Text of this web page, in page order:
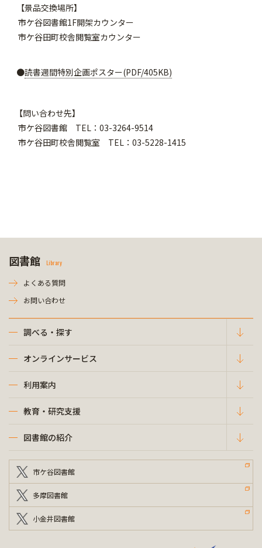
【景品交換場所】
市ケ谷図書館1F開架カウンター
市ケ谷田町校舎閲覧室カウンター
●読書週間特別企画ポスター(PDF/405KB)
【問い合わせ先】
市ケ谷図書館 TEL：03-3264-9514
市ケ谷田町校舎閲覧室 TEL：03-5228-1415
図書館 Library
よくある質問
お問い合わせ
調べる・探す
オンラインサービス
利用案内
教育・研究支援
図書館の紹介
市ケ谷図書館
多摩図書館
小金井図書館